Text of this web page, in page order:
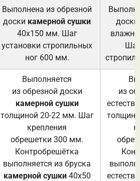
Выполнена из обрезной
доски камерной сушки
40х150 мм. Шаг
установки стропильных
ног 600 мм.
доски
Выполняется
из обрезной доски
камерной сушки
толщиной 20-22 мм. Шаг
крепления
обрешетки 300 мм.
Контробрешётка
выполняется из бруска
камерной сушки40х50
из